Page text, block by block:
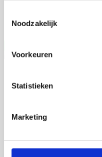
Noodzakelijk
Voorkeuren
Statistieken
Marketing
Open Ebook
16 september 2026
Jia Li